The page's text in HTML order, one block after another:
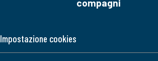
compagni
Impostazione cookies